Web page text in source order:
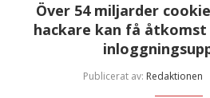
Över 54 miljarder
hackare kan få
Publicerat av: Redaktionen